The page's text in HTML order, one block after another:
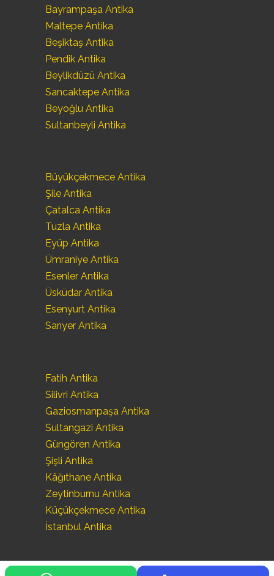
Bayrampaşa Antika
Maltepe Antika
Beşiktaş Antika
Pendik Antika
Beylikdüzü Antika
Sancaktepe Antika
Beyoğlu Antika
Sultanbeyli Antika
Büyükçekmece Antika
Şile Antika
Çatalca Antika
Tuzla Antika
Eyüp Antika
Ümraniye Antika
Esenler Antika
Üsküdar Antika
Esenyurt Antika
Sarıyer Antika
Fatih Antika
Silivri Antika
Gaziosmanpaşa Antika
Sultangazi Antika
Güngören Antika
Şişli Antika
Kâğıthane Antika
Zeytinburnu Antika
Küçükçekmece Antika
İstanbul Antika